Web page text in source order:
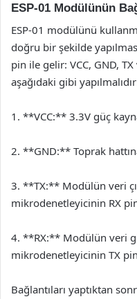
ESP-01 Modülünün
ESP-01 modülünü
doğru bir şekilde
pin ile gelir: VCC, GND,
aşağıdaki gibi
1. **VCC:** 3.3V güç
2. **GND:** Toprak
3. **TX:** Modülün veri
mikrodenetleyicinin RX
4. **RX:** Modülün veri
mikrodenetleyicinin TX
Bağlantıları yaptıktan